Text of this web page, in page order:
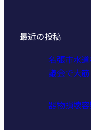
最近の投稿
名張市水
議会で大
器物損壊